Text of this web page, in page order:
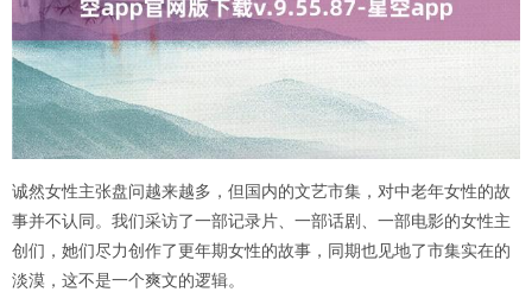
诚然女性主张盘问越来越多，但国内的文艺市集，对中老年女性的故
事并不认同。我们采访了一部记录片、一部话剧、一部电影的女性主
创们，她们尽力创作了更年期女性的故事，同期也见地了市集实在的
淡漠，这不是一个爽文的逻辑。